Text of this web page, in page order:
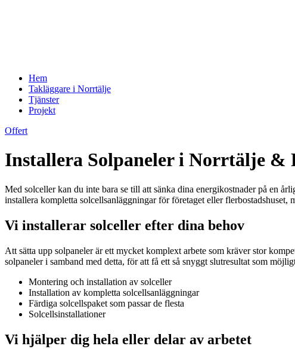
Hem
Takläggare i Norrtälje
Tjänster
Projekt
Offert
Installera Solpaneler i Norrtälje &
Med solceller kan du inte bara se till att sänka dina energikostnader på en
installera kompletta solcellsanläggningar för företaget eller
Vi installerar solceller efter dina behov
Att sätta upp solpaneler är ett mycket komplext arbete som kräver stor
solpaneler i samband med detta, för att få ett så snyggt slutresultat som
Montering och installation av solceller
Installation av kompletta solcellsanläggningar
Färdiga solcellspaket som passar de flesta
Solcellsinstallationer
Vi hjälper dig hela eller delar av arbetet